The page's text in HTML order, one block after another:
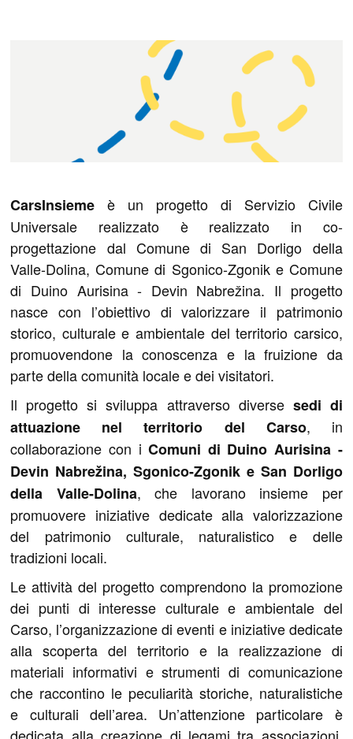
CarsInsieme è un progetto di Servizio Civile
Universale realizzato è realizzato in co-
progettazione dal Comune di San Dorligo della
Valle-Dolina, Comune di Sgonico-Zgonik e Comune
di Duino Aurisina - Devin Nabrežina. Il progetto
nasce con l’obiettivo di valorizzare il patrimonio
storico, culturale e ambientale del territorio carsico,
promuovendone la conoscenza e la fruizione da
parte della comunità locale e dei visitatori.
Il progetto si sviluppa attraverso diverse sedi di
attuazione nel territorio del Carso, in
collaborazione con iComuni di Duino Aurisina -
Devin Nabrežina, Sgonico-Zgonik e San Dorligo
della Valle-Dolina, che lavorano insieme per
promuovere iniziative dedicate alla valorizzazione
del patrimonio culturale, naturalistico e delle
tradizioni locali.
Le attività del progetto comprendono la promozione
dei punti di interesse culturale e ambientale del
Carso, l’organizzazione di eventi e iniziative dedicate
alla scoperta del territorio e la realizzazione di
materiali informativi e strumenti di comunicazione
che raccontino le peculiarità storiche, naturalistiche
e culturali dell’area. Un’attenzione particolare è